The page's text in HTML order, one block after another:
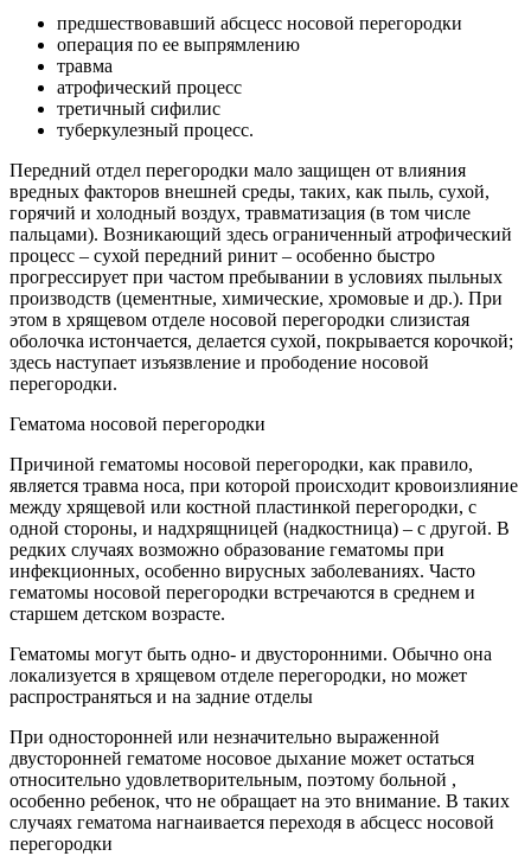
предшествовавший абсцесс носовой перегородки
операция по ее выпрямлению
травма
атрофический процесс
третичный сифилис
туберкулезный процесс.
Передний отдел перегородки мало защищен от влияния
вредных факторов внешней среды, таких, как пыль, сухой,
горячий и холодный воздух, травматизация (в том числе
пальцами). Возникающий здесь ограниченный атрофический
процесс – сухой передний ринит – особенно быстро
прогрессирует при частом пребывании в условиях пыльных
производств (цементные, химические, хромовые и др.). При
этом в хрящевом отделе носовой перегородки слизистая
оболочка истончается, делается сухой, покрывается корочкой;
здесь наступает изъязвление и прободение носовой
перегородки.
Гематома носовой перегородки
Причиной гематомы носовой перегородки, как правило,
является травма носа, при которой происходит кровоизлияние
между хрящевой или костной пластинкой перегородки, с
одной стороны, и надхрящницей (надкостница) – с другой. В
редких случаях возможно образование гематомы при
инфекционных, особенно вирусных заболеваниях. Часто
гематомы носовой перегородки встречаются в среднем и
старшем детском возрасте.
Гематомы могут быть одно- и двусторонними. Обычно она
локализуется в хрящевом отделе перегородки, но может
распространяться и на задние отделы
При односторонней или незначительно выраженной
двусторонней гематоме носовое дыхание может остаться
относительно удовлетворительным, поэтому больной ,
особенно ребенок, что не обращает на это внимание. В таких
случаях гематома нагнаивается переходя в абсцесс носовой
перегородки